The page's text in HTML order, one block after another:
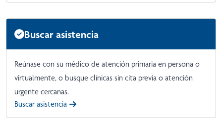
Buscar asistencia
Reúnase con su médico de atención primaria en persona o
virtualmente, o busque clínicas sin cita previa o atención
urgente cercanas.
Buscar asistencia